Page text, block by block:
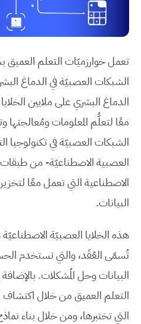
تعمل خوارزميّات التعلم
الشبكات العصبيّة في الدماغ
الدماغ البشري على ملايين
معًا لتعلُّم المعلومات ومُعالجتها
الشبكات العصبيّة في تكنولوجيا
العصبية الاصطناعيّة- من
الاصطناعية التي تعمل معًا
البيانات.
هذه الخلايا العصبيّة
تُسمّى العُقَد، والتي تستخدم
البيانات وحل المُشكلات.
التعلم العميق من خلال اكتشاف
التي تختبرها، ومن خلال بناء